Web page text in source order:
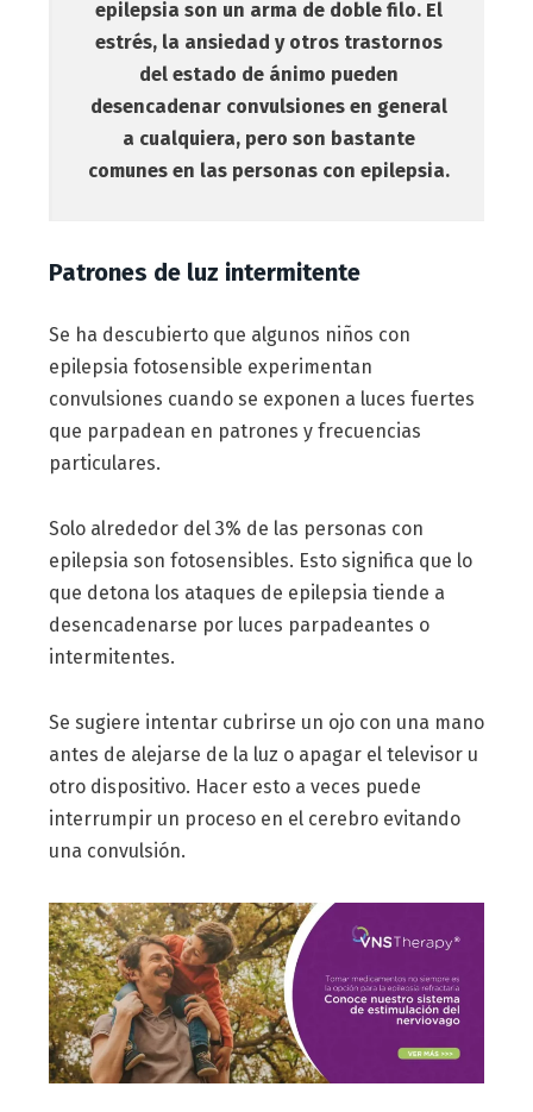
epilepsia son un arma de doble filo. El
estrés, la ansiedad y otros trastornos
del estado de ánimo pueden
desencadenar convulsiones en general
a cualquiera, pero son bastante
comunes en las personas con epilepsia.
Patrones de luz intermitente
Se ha descubierto que algunos niños con
epilepsia fotosensible experimentan
convulsiones cuando se exponen a luces fuertes
que parpadean en patrones y frecuencias
particulares.
Solo alrededor del 3% de las personas con
epilepsia son fotosensibles. Esto significa que lo
que detona los ataques de epilepsia tiende a
desencadenarse por luces parpadeantes o
intermitentes.
Se sugiere intentar cubrirse un ojo con una mano
antes de alejarse de la luz o apagar el televisor u
otro dispositivo. Hacer esto a veces puede
interrumpir un proceso en el cerebro evitando
una convulsión.